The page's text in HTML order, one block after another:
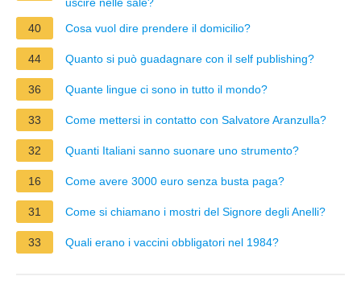
40
Cosa vuol dire prendere il domicilio?
44 Quanto si può guadagnare con il self publishing?
36 Quante lingue ci sono in tutto il mondo?
33 Come mettersi in contatto con Salvatore Aranzulla?
32 Quanti Italiani sanno suonare uno strumento?
16 Come avere 3000 euro senza busta paga?
31 Come si chiamano i mostri del Signore degli Anelli?
33 Quali erano i vaccini obbligatori nel 1984?